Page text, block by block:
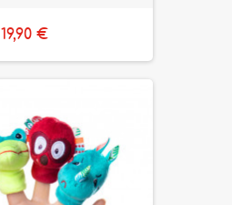
19,90 €